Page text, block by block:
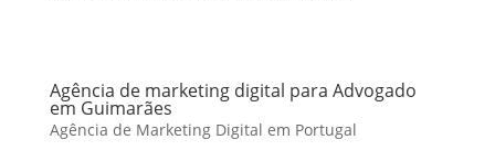
Agência de marketing digital para Advogado
em Guimarães
Agência de Marketing Digital em Portugal